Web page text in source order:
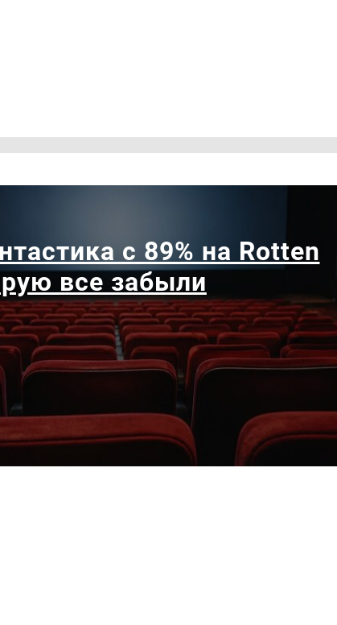
с 89% на Rotten
все забыли